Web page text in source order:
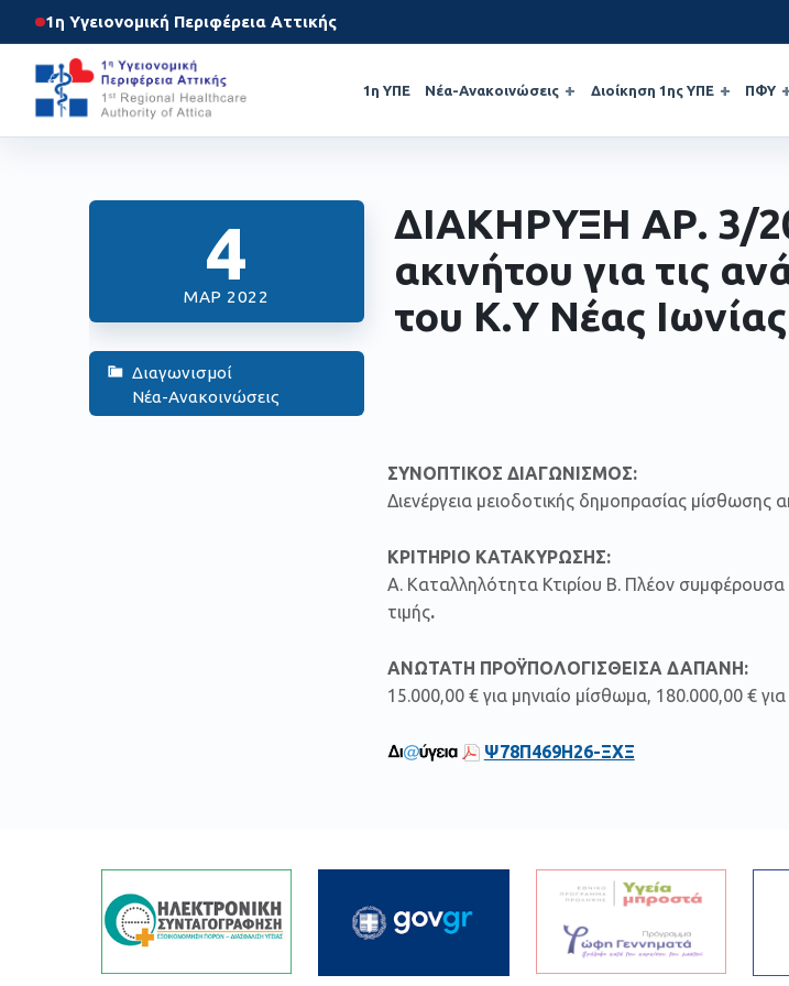
1η Υγειονομική Περιφέρεια Αττικής
1η ΥΠΕ Νέα-Ανακοινώσεις Διοίκηση 1ης ΥΠΕ ΠΦΥ
4
ΜΑΡ 2022
Διαγωνισμοί
Νέα-Ανακοινώσεις
ΔΙΑΚΗΡΥΞΗ ΑΡ. 3/
ακινήτου για τις
του Κ.Υ Νέας
ΣΥΝΟΠΤΙΚΟΣ ΔΙΑΓΩΝΙΣΜΟΣ:
Διενέργεια μειοδοτικής δημοπρασίας μίσθωσης
ΚΡΙΤΗΡΙΟ ΚΑΤΑΚΥΡΩΣΗΣ:
Α. Καταλληλότητα Κτιρίου Β. Πλέον
τιμής.
ΑΝΩΤΑΤΗ ΠΡΟΫΠΟΛΟΓΙΣΘΕΙΣΑ ΔΑΠΑΝΗ:
15.000,00 € για μηνιαίο μίσθωμα, 180.000,00 €
Ψ78Π469Η26-ΞΧΞ